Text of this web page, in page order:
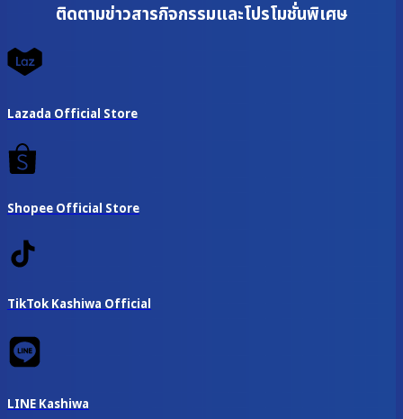
ติดตามข่าวสารกิจกรรมและโปรโมชั่นพิเศษ
Lazada Official Store
Shopee Official Store
TikTok Kashiwa Official
LINE Kashiwa